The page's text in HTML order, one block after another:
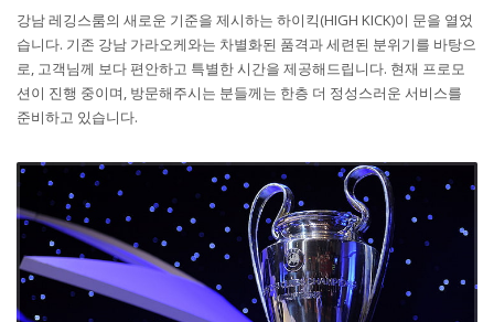
강남 레깅스룸의 새로운 기준을 제시하는 하이킥(HIGH KICK)이 문을 열었
습니다. 기존 강남 가라오케와는 차별화된 품격과 세련된 분위기를 바탕으
로, 고객님께 보다 편안하고 특별한 시간을 제공해드립니다. 현재 프로모
션이 진행 중이며, 방문해주시는 분들께는 한층 더 정성스러운 서비스를
준비하고 있습니다.